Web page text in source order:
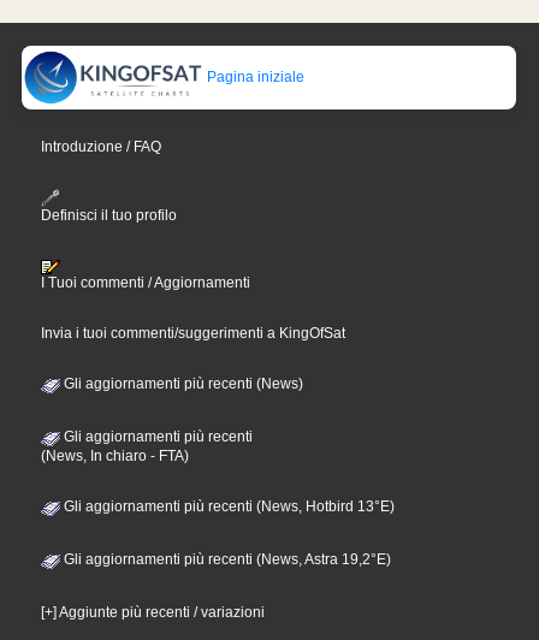
Pagina iniziale
Introduzione / FAQ
Definisci il tuo profilo
I Tuoi commenti / Aggiornamenti
Invia i tuoi commenti/suggerimenti a KingOfSat
Gli aggiornamenti più recenti (News)
Gli aggiornamenti più recenti
(News, In chiaro - FTA)
Gli aggiornamenti più recenti (News, Hotbird 13°E)
Gli aggiornamenti più recenti (News, Astra 19,2°E)
[+] Aggiunte più recenti / variazioni